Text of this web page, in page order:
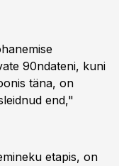
90ndateni, kuni
täna, on
end,"
etapis, on